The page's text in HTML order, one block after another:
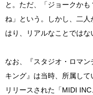
と。ただ、「ジョークか
ね」という。しかし、二人
はり、リアルなことではな
なお、『スタジオ・ロマ
キング』は当時、所属し
リリースされた「MIDI